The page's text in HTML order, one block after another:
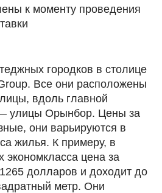
к моменту проведения
городков в столице
Все они расположены
вдоль главной
улицы Орынбор. Цены за
они варьируются в
жилья. К примеру, в
экономкласса цена за
1265 долларов и доходит до
метр. Они